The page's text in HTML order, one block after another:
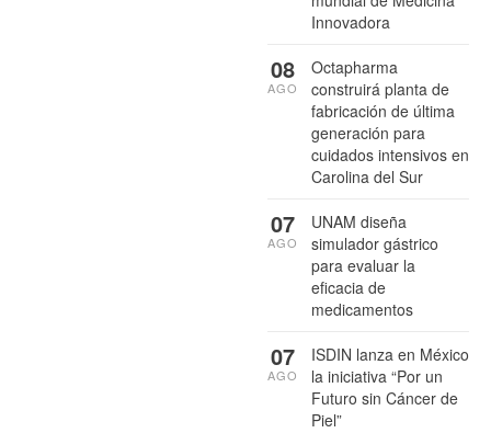
Innovadora
Octapharma
construirá planta de
fabricación de última
generación para
cuidados intensivos en
Carolina del Sur
08
AGO
UNAM diseña
simulador gástrico
para evaluar la
eficacia de
medicamentos
07
AGO
ISDIN lanza en México
la iniciativa “Por un
Futuro sin Cáncer de
Piel”
07
AGO